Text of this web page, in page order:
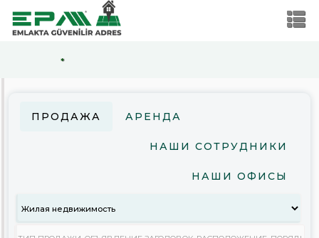
*
ПРОДАЖА АРЕНДА
НАШИ СОТРУДНИКИ
НАШИ ОФИСЫ
Коммерческая